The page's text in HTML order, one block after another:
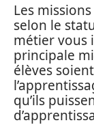
Les
selon le
métier vous
principale
élèves
qu’ils